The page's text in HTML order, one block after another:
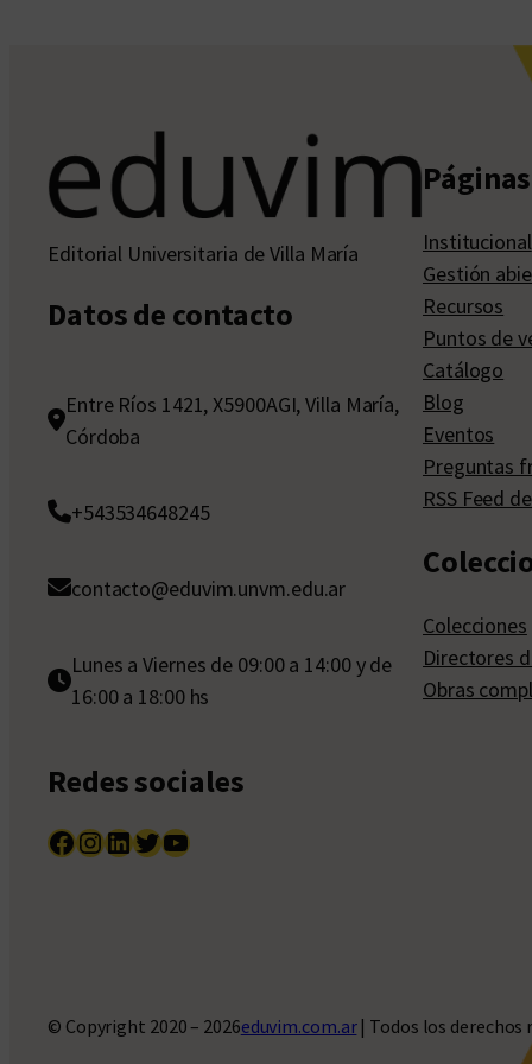
Editorial Universitaria de Villa María
Datos de contacto
Entre Ríos 1421, X5900AGI, Villa María,
Córdoba
+543534648245
contacto@eduvim.unvm.edu.ar
Lunes a Viernes de 09:00 a 14:00 y de
16:00 a 18:00 hs
Redes sociales
Facebook InstagramLinkedIn Twitter YouTube
Institucional
Gestión
Recursos
Puntos de
Catálogo
Blog
Eventos
Preguntas
RSS Feed
Colecciones
Directores
Obras
© Copyright 2020 – 2026eduvim.com.ar| Todos los derechos